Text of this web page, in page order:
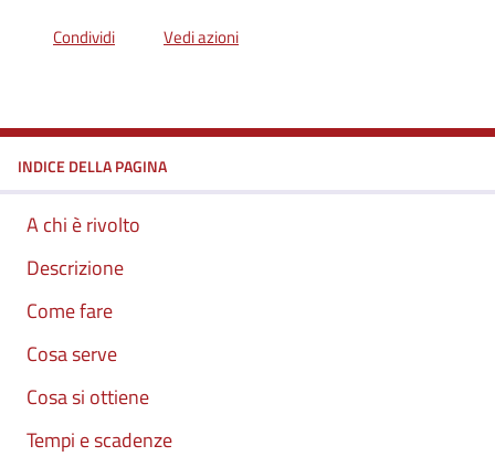
Condividi Vedi azioni
INDICE DELLA PAGINA
A chi è rivolto
Descrizione
Come fare
Cosa serve
Cosa si ottiene
Tempi e scadenze